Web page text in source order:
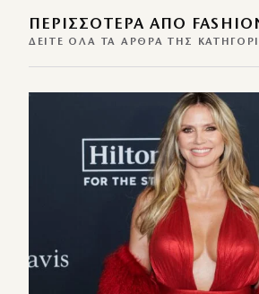
ΠΕΡΙΣΣΌΤΕΡΑ ΑΠΌ
ΔΕΊΤΕ ΌΛΑ ΤΑ ΆΡΘΡΑ ΤΗΣ